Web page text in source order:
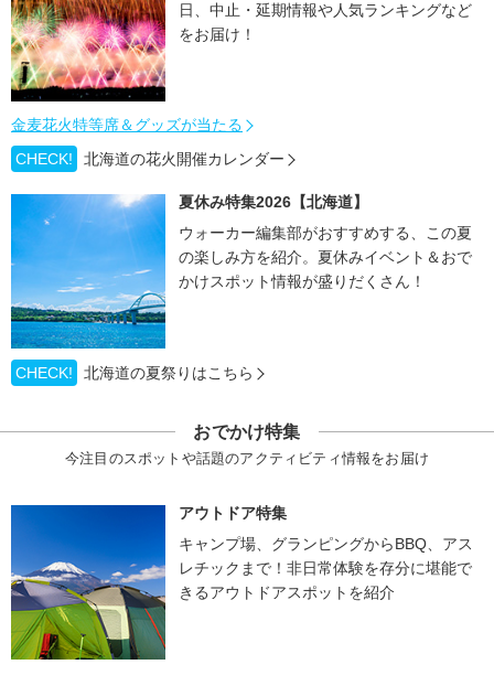
日、中止・延期情報や人気ランキングなど
をお届け！
金麦花火特等席＆グッズが当たる
CHECK!
北海道の花火開催カレンダー
夏休み特集2026【北海道】
ウォーカー編集部がおすすめする、この夏
の楽しみ方を紹介。夏休みイベント＆おで
かけスポット情報が盛りだくさん！
CHECK! 北海道の夏祭りはこちら
おでかけ特集
今注目のスポットや話題のアクティビティ情報をお届け
アウトドア特集
キャンプ場、グランピングからBBQ、アス
レチックまで！非日常体験を存分に堪能で
きるアウトドアスポットを紹介